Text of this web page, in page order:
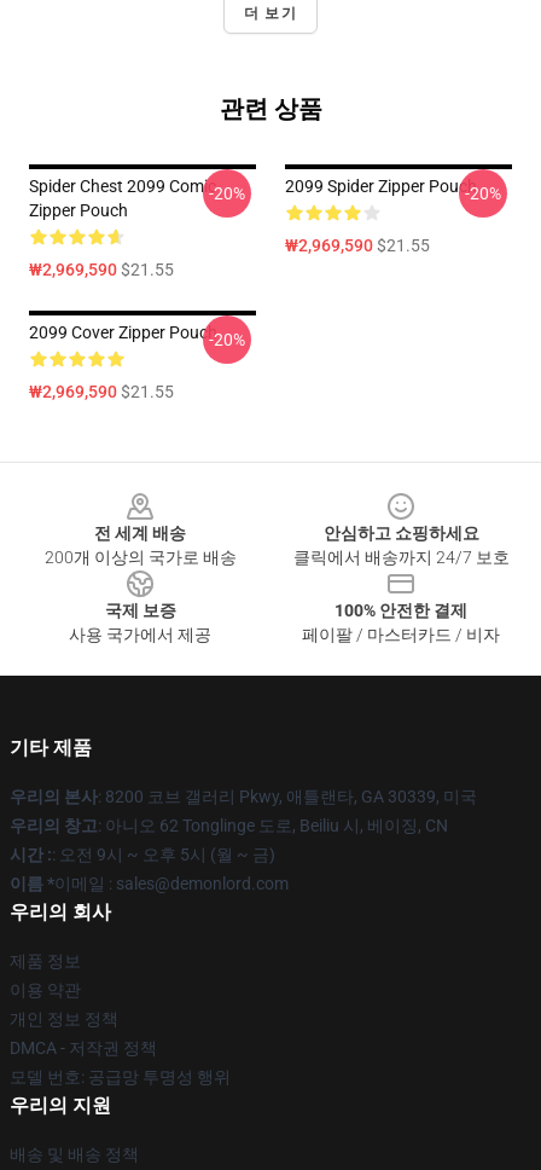
더 보기
관련 상품
Spider Chest 2099 Comic
Zipper Pouch
₩2,969,590$21.55
-20% 2099 Spider Zipper Pouch
₩2,969,590$21.55
-20%
2099 Cover Zipper Pouch
₩2,969,590$21.55
-20%
전 세계 배송
200개 이상의 국가로 배송
안심하고 쇼핑하세요
클릭에서 배송까지 24/7 보호
국제 보증
사용 국가에서 제공
100% 안전한 결제
페이팔 / 마스터카드 / 비자
기타 제품
우리의 본사: 8200 코브 갤러리 Pkwy, 애틀랜타, GA 30339, 미국
우리의 창고: 아니오 62 Tonglinge 도로, Beiliu 시, 베이징, CN
시간 :: 오전 9시 ~ 오후 5시 (월 ~ 금)
이름 *이메일 : sales@demonlord.com
우리의 회사
제품 정보
이용 약관
개인 정보 정책
DMCA - 저작권 정책
모델 번호: 공급망 투명성 행위
우리의 지원
배송 및 배송 정책